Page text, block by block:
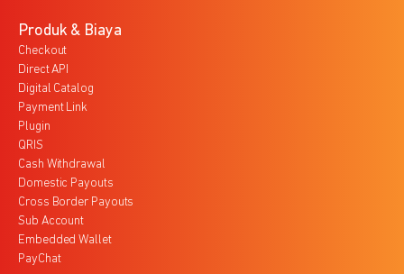
Produk & Biaya
Checkout
Direct API
Digital Catalog
Payment Link
Plugin
QRIS
Cash Withdrawal
Domestic Payouts
Cross Border Payouts
Sub Account
Embedded Wallet
PayChat